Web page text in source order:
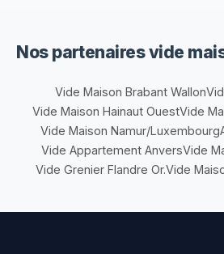
Nos partenaires vide
Vide Maison Brabant Wallon
Vide Maison Hainaut OuestVide
Vide Maison Namur/Luxembourg
Vide Appartement AnversVide
Vide Grenier Flandre Or.Vide